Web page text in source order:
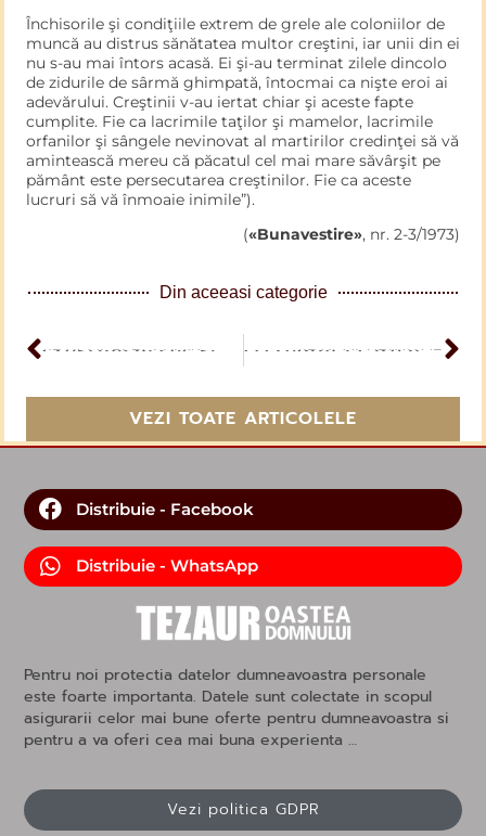
Închisorile şi condiţiile extrem de grele ale coloniilor de
muncă au distrus sănătatea multor creştini, iar unii din ei
nu s-au mai întors acasă. Ei şi-au terminat zilele dincolo
de zidurile de sârmă ghimpată, întocmai ca nişte eroi ai
adevărului. Creştinii v-au iertat chiar şi aceste fapte
cumplite. Fie ca lacrimile taţilor şi mamelor, lacrimile
orfanilor şi sângele nevinovat al martirilor credinţei să vă
amintească mereu că păcatul cel mai mare săvârşit pe
pământ este persecutarea creştinilor. Fie ca aceste
lucruri să vă înmoaie inimile”).
(«Bunavestire», nr. 2-3/1973)
Din aceeasi categorie
ARTICOL PERCEDENT ARTICOL URMĂTOR
O credinţă care nu ne schimbă astăzi, aici pe pământ, nici nu ne poate duce mâine în Cer!
VEZI TOATE ARTICOLELE
Distribuie - Facebook
Distribuie - WhatsApp
Pentru noi protectia datelor dumneavoastra personale
este foarte importanta. Datele sunt colectate in scopul
asigurarii celor mai bune oferte pentru dumneavoastra si
pentru a va oferi cea mai buna experienta …
Vezi politica GDPR